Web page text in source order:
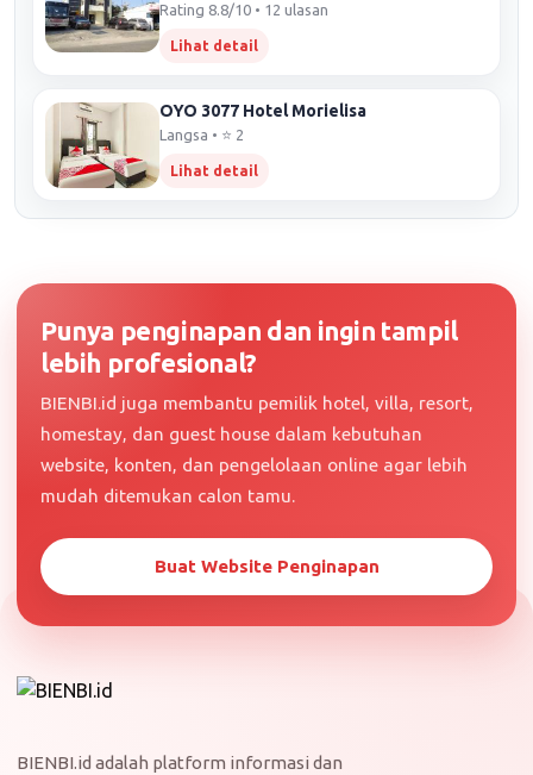
Rating 8.8/10 • 12 ulasan
Lihat detail
OYO 3077 Hotel Morielisa
Langsa • ⭐ 2
Lihat detail
Punya penginapan dan ingin tampil
lebih profesional?
BIENBI.id juga membantu pemilik hotel, villa, resort,
homestay, dan guest house dalam kebutuhan
website, konten, dan pengelolaan online agar lebih
mudah ditemukan calon tamu.
Buat Website Penginapan
BIENBI.id adalah platform informasi dan